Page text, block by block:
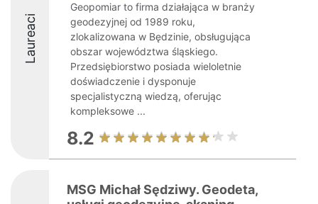
Laureaci
Geopomiar to firma działająca w branży
geodezyjnej od 1989 roku,
zlokalizowana w Będzinie, obsługująca
obszar województwa śląskiego.
Przedsiębiorstwo posiada wieloletnie
doświadczenie i dysponuje
specjalistyczną wiedzą, oferując
kompleksowe ...
8.2
MSG Michał Sędziwy. Geodeta,